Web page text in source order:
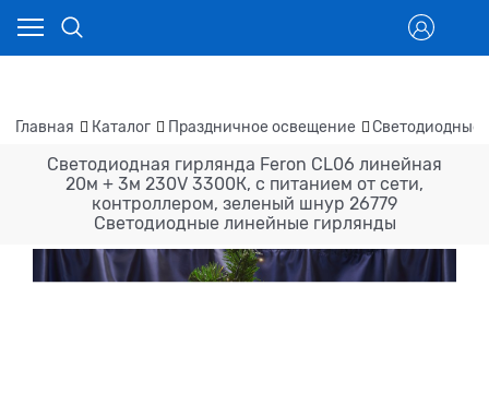
Главная Каталог Праздничное освещение Светодиодные
Светодиодная гирлянда Feron CL06 линейная
20м + 3м 230V 3300К, c питанием от сети,
контроллером, зеленый шнур 26779
Светодиодные линейные гирлянды